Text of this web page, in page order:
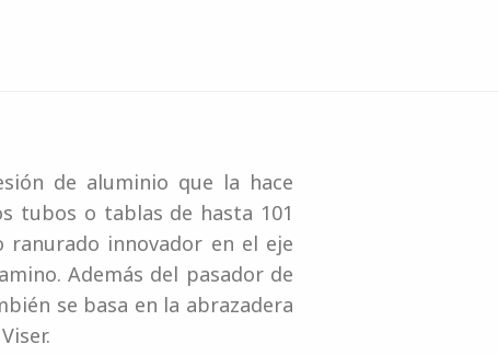
de aluminio que la hace
tubos o tablas de hasta 101
ranurado innovador en el eje
Además del pasador de
se basa en la abrazadera